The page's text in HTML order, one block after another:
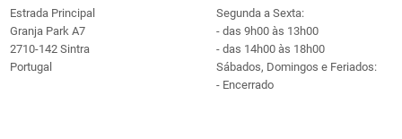
Estrada Principal
Granja Park A7
2710-142 Sintra
Portugal
Segunda a Sexta:
- das 9h00 às 13h00
- das 14h00 às 18h00
Sábados, Domingos e Feriados:
- Encerrado